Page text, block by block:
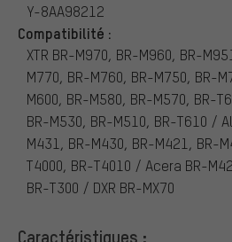
Y-8AA98212
Compatibilité :
XTR BR-M970, BR-M960, BR-
M770, BR-M760, BR-M750, BR-
M600, BR-M580, BR-M570, BR-
BR-M530, BR-M510, BR-T610 /
M431, BR-M430, BR-M421, BR-
T4000, BR-T4010 / Acera BR-
BR-T300 / DXR BR-MX70
Caractéristiques :